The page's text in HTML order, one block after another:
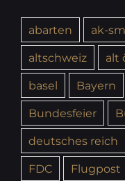
abarten ak-sm
altschweiz
alt
basel
Bayern
Bundesfeier
deutsches reich
FDC
Flugpost